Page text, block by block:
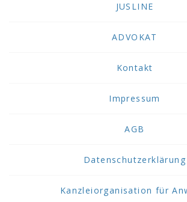
JUSLINE
ADVOKAT
Kontakt
Impressum
AGB
Datenschutzerklärung
Kanzleiorganisation für